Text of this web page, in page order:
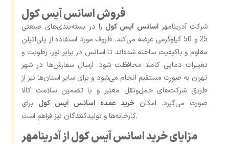
فروش اسانس آیس کول
شرکت آدرینامهراسانس آیس کول را در بسته‌بندی‌های صنعتی
25 و 50 کیلوگرمی عرضه می‌کند. ظروف مورد استفاده از پلی‌اتیلن
مقاوم و باکیفیت ساخته شده‌اند تا اسانس در برابر نور، رطوبت و
تغییرات دمایی کاملا محافظت شود. ارسال سفارش‌ها در شهر
تهران به‌ صورت مستقیم انجام می‌شود و برای سایر استان‌ها نیز از
طریق شرکت‌های حمل‌ونقل معتبر و با تضمین سلامت کالا
صورت می‌گیرد. امکانخرید عمده اسانس آیس کول برای
کارخانه‌ها و تولیدکنندگان نیز فراهم است.
مزایای خرید اسانس آیس کول از آدرینامهر